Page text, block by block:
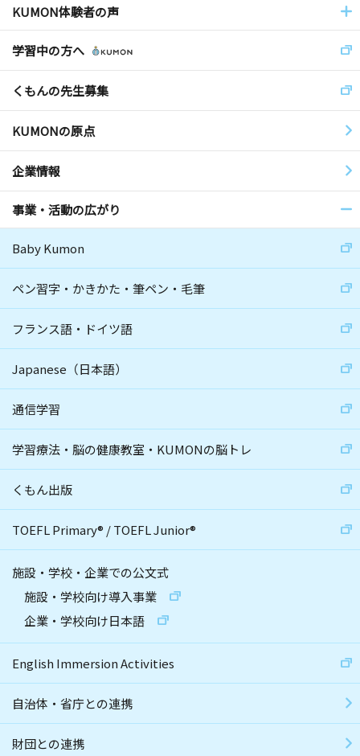
KUMON体験者の声
学習中の方へ
くもんの先生募集
KUMONの原点
企業情報
事業・活動の広がり
Baby Kumon
ペン習字・かきかた・筆ペン・毛筆
フランス語・ドイツ語
Japanese（日本語）
通信学習
学習療法・脳の健康教室・KUMONの脳トレ
くもん出版
TOEFL Primary® /TOEFL Junior®
施設・学校・企業での公文式
施設・学校向け導入事業
企業・学校向け日本語
English Immersion Activities
自治体・省庁との連携
財団との連携